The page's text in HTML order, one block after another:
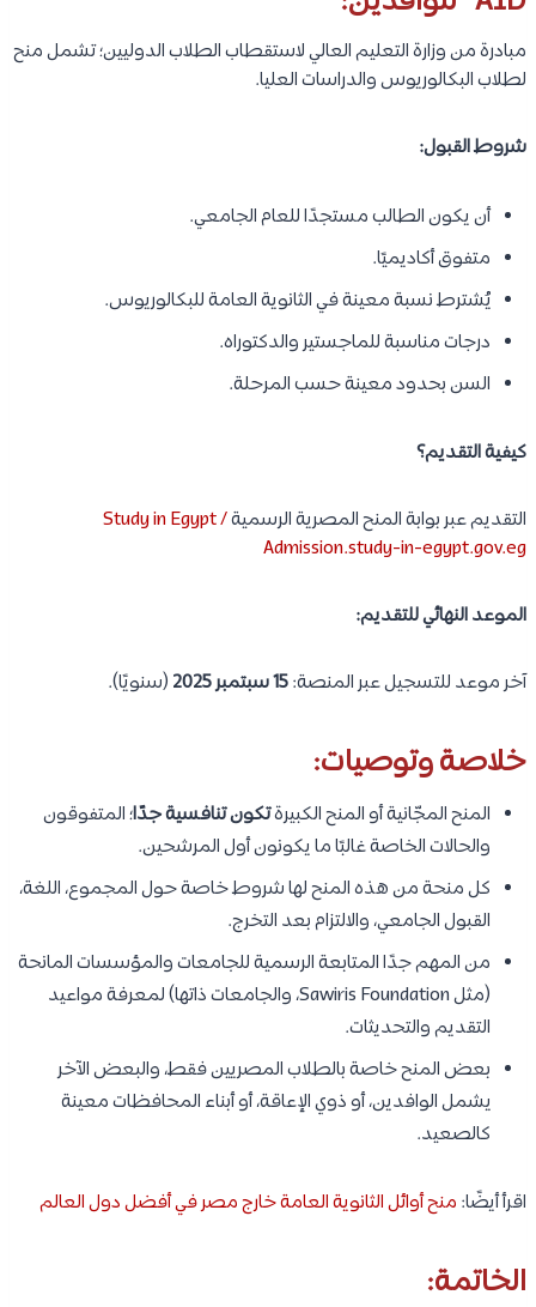
مبادرة من وزارة التعليم العالي لاستقطاب الطلاب الدوليين؛ تشمل منح
لطلاب البكالوريوس والدراسات العليا.
شروط القبول:
أن يكون الطالب مستجدًا للعام الجامعي.
متفوق أكاديميًا.
يُشترط نسبة معينة في الثانوية العامة للبكالوريوس.
درجات مناسبة للماجستير والدكتوراه.
السن بحدود معينة حسب المرحلة.
كيفية التقديم؟
التقديم عبر بوابة المنح المصرية الرسميةStudy in Egypt /
Admission.study-in-egypt.gov.eg
الموعد النهائي للتقديم:
آخر موعد للتسجيل عبر المنصة:15 سبتمبر 2025 (سنويًا).
خلاصة وتوصيات:
المنح المجّانية أو المنح الكبيرةتكون تنافسية جدًا؛ المتفوقون
والحالات الخاصة غالبًا ما يكونون أول المرشحين.
كل منحة من هذه المنح لها شروط خاصة حول المجموع، اللغة،
القبول الجامعي، والالتزام بعد التخرج.
من المهم جدًا المتابعة الرسمية للجامعات والمؤسسات المانحة
(مثل Sawiris Foundation، والجامعات ذاتها) لمعرفة مواعيد
التقديم والتحديثات.
بعض المنح خاصة بالطلاب المصريين فقط، والبعض الآخر
يشمل الوافدين، أو ذوي الإعاقة، أو أبناء المحافظات معينة
كالصعيد.
اقرأ أيضًا: منح أوائل الثانوية العامة خارج مصر في أفضل دول العالم
الخاتمة: